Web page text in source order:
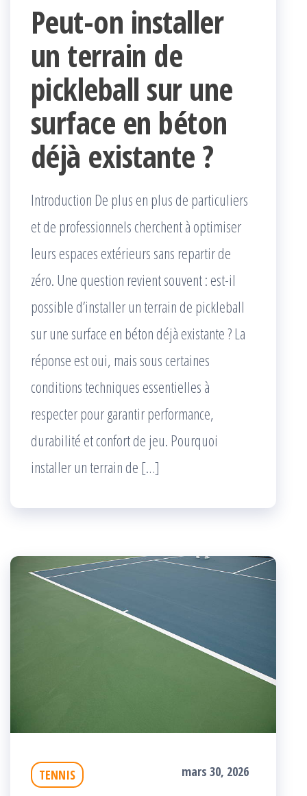
Peut-on installer
un terrain de
pickleball sur une
surface en béton
déjà existante ?
Introduction De plus en plus de particuliers
et de professionnels cherchent à optimiser
leurs espaces extérieurs sans repartir de
zéro. Une question revient souvent : est-il
possible d’installer un terrain de pickleball
sur une surface en béton déjà existante ? La
réponse est oui, mais sous certaines
conditions techniques essentielles à
respecter pour garantir performance,
durabilité et confort de jeu. Pourquoi
installer un terrain de […]
TENNIS mars 30, 2026